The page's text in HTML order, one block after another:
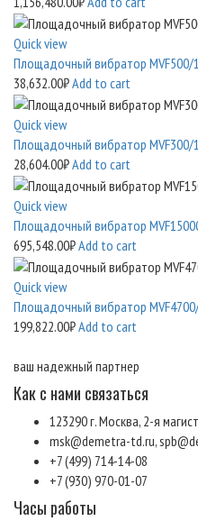
Quick view
Площадочный вибратор MVF500/1
38,632.00₽Add to cart
Quick view
Площадочный вибратор MVF300/1
28,604.00₽Add to cart
Quick view
Площадочный вибратор
695,548.00₽Add to cart
Quick view
Площадочный вибратор
199,822.00₽Add to cart
ваш надежный партнер
Как с нами связаться
123290 г. Москва, 2-я
msk@demetra-td.ru,
+7 (499) 714-14-08
+7 (930) 970-01-07
Часы работы